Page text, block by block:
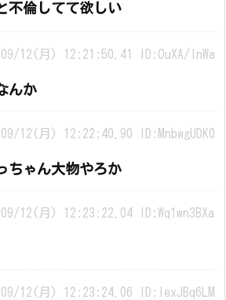
不倫してて欲しい
12(月) 12:21:50.41 ID:OuXA/lnWa
んか
12(月) 12:22:40.90 ID:MnbwgUDK0
ちゃん大物やろか
12(月) 12:23:22.04 ID:Wq1wn3BXa
12(月) 12:23:24.06 ID:lexJBq6LM